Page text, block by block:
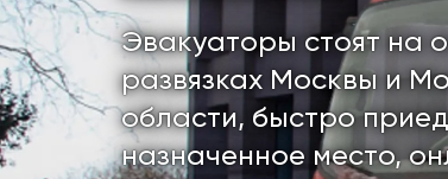
Эвакуаторы стоят на
развязках Москвы и
области, быстро
назначенное место,